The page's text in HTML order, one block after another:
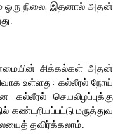
ஒரு நிலை, இதனால் அதன்
சிக்கல்கள் அதன்
உள்ளது: கல்லீரல் நோய்
கல்லீரல் செயலிழப்புக்கு
கண்டறியப்பட்டு மருத்துவ
தவிர்க்கலாம்.